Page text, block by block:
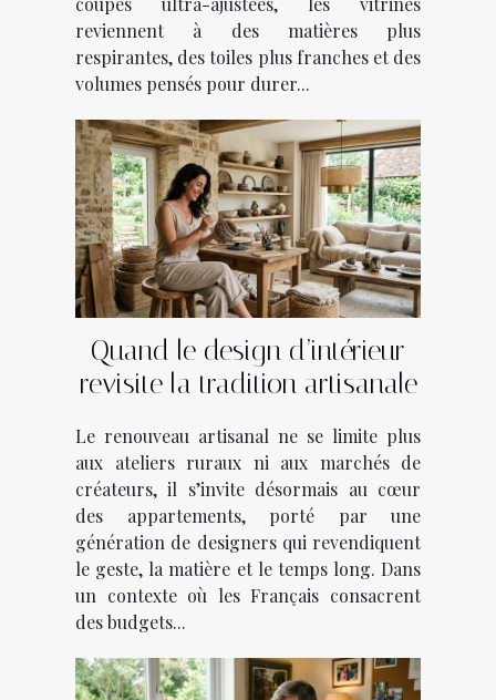
reviennent à des matières plus
respirantes, des toiles plus franches et des
volumes pensés pour durer...
Quand le design d’intérieur
revisite la tradition artisanale
Le renouveau artisanal ne se limite plus
aux ateliers ruraux ni aux marchés de
créateurs, il s’invite désormais au cœur
des appartements, porté par une
génération de designers qui revendiquent
le geste, la matière et le temps long. Dans
un contexte où les Français consacrent
des budgets...